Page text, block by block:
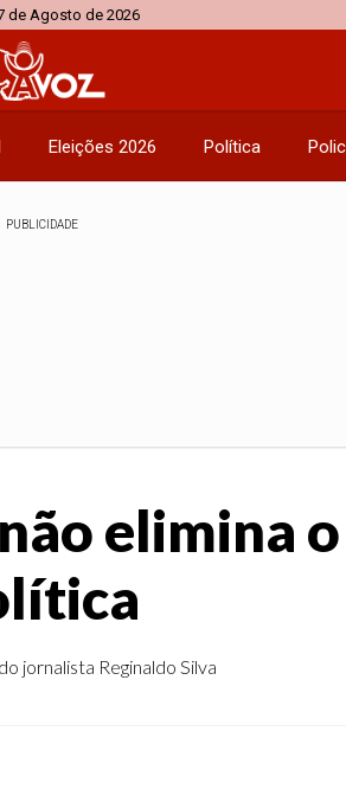
de Agosto de 2026
Eleições 2026 Política
PUBLICIDADE
elimina
jornalista Reginaldo Silva